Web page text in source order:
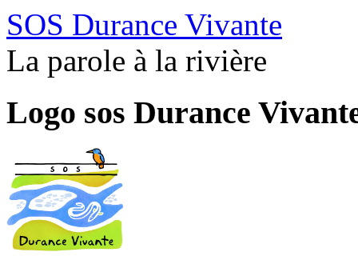
SOS Durance Vivante
La parole à la rivière
Logo sos Durance